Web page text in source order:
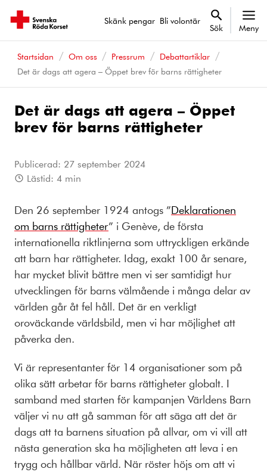
Skänk pengar Bli volontär
Sök Meny
Startsidan Om oss Pressrum
Debattartiklar
Det är dags att agera – Öppet brev för barns rättigheter
Det är dags att agera – Öppet
brev för barns rättigheter
Publicerad: 27 september 2024
Lästid: 4 min
Den 26 september 1924 antogs ”Deklarationen
om barns rättigheter” i Genève, de första
internationella riktlinjerna som uttryckligen erkände
att barn har rättigheter. Idag, exakt 100 år senare,
har mycket blivit bättre men vi ser samtidigt hur
utvecklingen för barns välmående i många delar av
världen går åt fel håll. Det är en verkligt
oroväckande världsbild, men vi har möjlighet att
påverka den.
Vi är representanter för 14 organisationer som på
olika sätt arbetar för barns rättigheter globalt. I
samband med starten för kampanjen Världens Barn
väljer vi nu att gå samman för att säga att det är
dags att ta barnens situation på allvar, om vi vill att
nästa generation ska ha möjligheten att leva i en
trygg och hållbar värld. När röster höjs om att vi